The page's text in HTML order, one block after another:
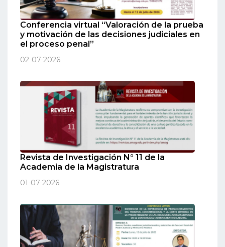
Conferencia virtual “Valoración de la prueba
y motivación de las decisiones judiciales en
el proceso penal”
02-07-2026
Revista de Investigación N° 11 de la
Academia de la Magistratura
01-07-2026